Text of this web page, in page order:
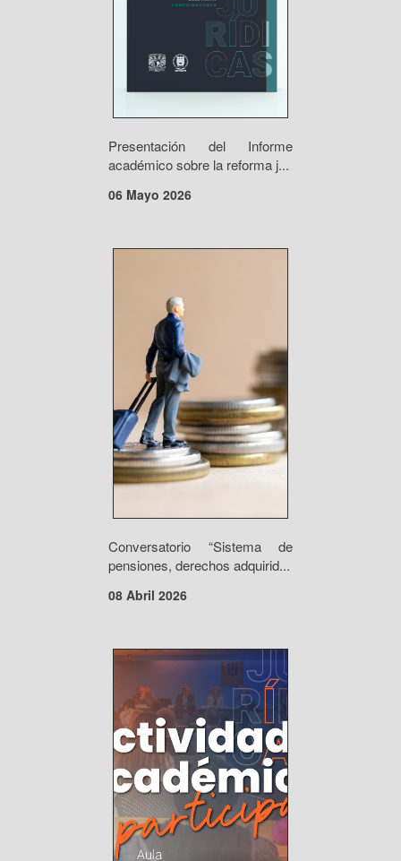
Presentación del Informe
académico sobre la reforma j...
06 Mayo 2026
Conversatorio “Sistema de
pensiones, derechos adquirid...
08 Abril 2026